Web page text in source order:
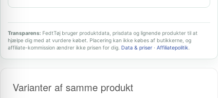
Transparens: FedtTøj bruger produktdata, prisdata og lignende produkter til at
hjælpe dig med at vurdere købet. Placering kan ikke købes af butikkerne, og
affiliate-kommission ændrer ikke prisen for dig. Data & priser · Affiliatepolitik.
Varianter af samme produkt